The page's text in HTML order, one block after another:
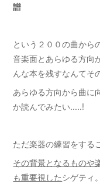
譜
という２００の曲から
音楽面とあらゆる方向
んな本を残すなんてそ
あらゆる方向から曲に
か読んでみたい.....!
ただ楽器の練習をする
その背景となるものや
も重要視したシゲティ。